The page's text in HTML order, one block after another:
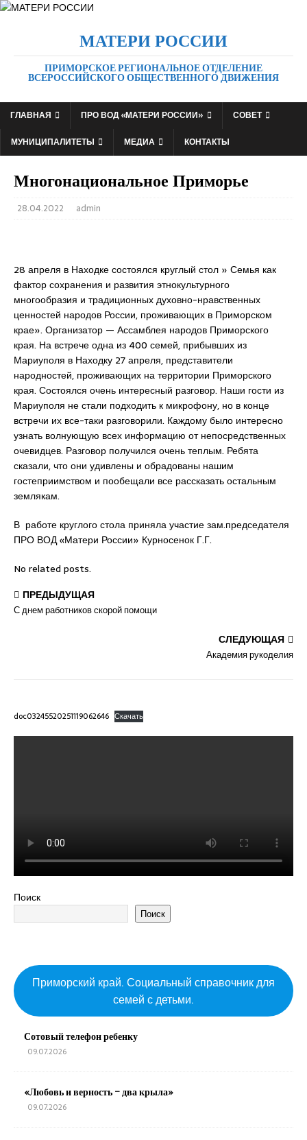
МАТЕРИ РОССИИ
ПРИМОРСКОЕ РЕГИОНАЛЬНОЕ ОТДЕЛЕНИЕ
ВСЕРОССИЙСКОГО ОБЩЕСТВЕННОГО ДВИЖЕНИЯ
ГЛАВНАЯ ПРО ВОД «МАТЕРИ РОССИИ»
СОВЕТ
МУНИЦИПАЛИТЕТЫ
МЕДИА КОНТАКТЫ
Многонациональное Приморье
28.04.2022 admin
28 апреля в Находке состоялся круглый стол » Семья как
фактор сохранения и развития этнокультурного
многообразия и традиционных духовно-нравственных
ценностей народов России, проживающих в Приморском
крае». Организатор — Ассамблея народов Приморского
края. На встрече одна из 400 семей, прибывших из
Мариуполя в Находку 27 апреля, представители
народностей, проживающих на территории Приморского
края. Состоялся очень интересный разговор. Наши гости из
Мариуполя не стали подходить к микрофону, но в конце
встречи их все-таки разговорили. Каждому было интересно
узнать волнующую всех информацию от непосредственных
очевидцев. Разговор получился очень теплым. Ребята
сказали, что они удивлены и обрадованы нашим
гостеприимством и пообещали все рассказать остальным
землякам.
В работе круглого стола приняла участие зам.председателя
ПРО ВОД «Матери России» Курносенок Г.Г.
No related posts.
ПРЕДЫДУЩАЯ
С днем работников скорой помощи
СЛЕДУЮЩАЯ
Академия рукоделия
doc03245520251119062646 Скачать
Поиск
Поиск
Приморский край. Социальный справочник для
семей с детьми.
Сотовый телефон ребенку
09.07.2026
«Любовь и верность – два крыла»
09.07.2026